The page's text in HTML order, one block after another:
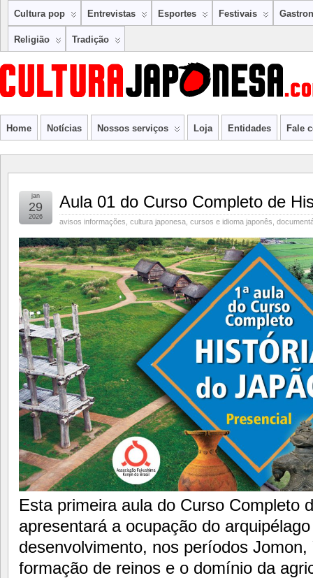
Cultura pop Entrevistas Esportes Festivais
Religião Tradição
Home Notícias Nossos serviços Loja Entidades Fale
Aula 01 do Curso Completo de
avisos informações cultura japonesa cursos e idioma japonês
jan
29
2026
Esta primeira aula do Curso Completo
apresentará a ocupação do
desenvolvimento, nos períodos
formação de reinos e o domínio da